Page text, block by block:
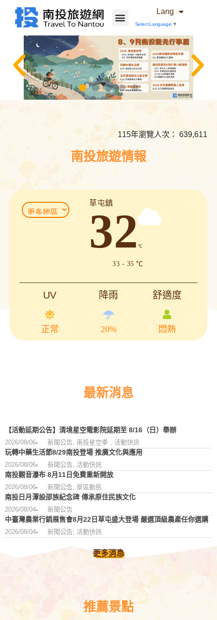
Lang
Select Language ▼
115年瀏覽人次： 639,611
南投旅遊情報
草屯鎮
32℃
33 - 35 ℃
UV
正常
降雨
20%
舒適度
悶熱
最新消息
【活動延期公告】清境星空電影院延期至 8/16（日）舉辦
2026/08/06 新聞公告, 南投星空季 , 活動快訊
玩轉中藥生活節8/29南投登場 推廣文化與應用
2026/08/06 新聞公告, 活動快訊
南投觀音瀑布 8月11日免費重新開放
2026/08/06 新聞公告, 景區動態
南投日月潭設邵族紀念碑 傳承原住民族文化
2026/08/04 新聞公告
中臺灣農業行銷展售會8月22日草屯盛大登場 嚴選頂級農產任你選購
2026/08/04 新聞公告, 活動快訊
更多消息
推薦景點